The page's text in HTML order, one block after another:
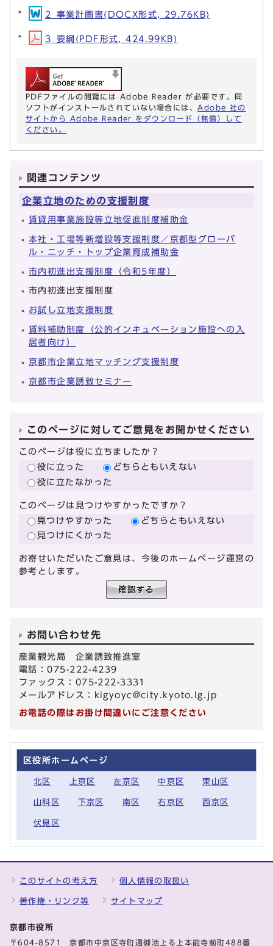
2_事業計画書(DOCX形式, 29.76KB)
3_要綱(PDF形式, 424.99KB)
PDFファイルの閲覧には Adobe Reader が必要です。同
ソフトがインストールされていない場合には、 Adobe 社の
サイトから Adobe Reader をダウンロード（無償）して
ください。
関連コンテンツ
企業立地のための支援制度
賃貸用事業施設等立地促進制度補助金
本社・工場等新増設等支援制度／京都型グローバ
ル・ニッチ・トップ企業育成補助金
市内初進出支援制度（令和5年度）
市内初進出支援制度
お試し立地支援制度
賃料補助制度（公的インキュベーション施設への入
居者向け）
京都市企業立地マッチング支援制度
京都市企業誘致セミナー
このページに対してご意見をお聞かせください
このページは役に立ちましたか？
役に立った
どちらともいえない
役に立たなかった
このページは見つけやすかったですか？
見つけやすかった
どちらともいえない
見つけにくかった
お寄せいただいたご意見は、今後のホームページ運営の
参考とします。
お問い合わせ先
産業観光局 企業誘致推進室
電話：075-222-4239
ファックス：075-222-3331
メールアドレス： kigyoyc@city.kyoto.lg.jp
お電話の際はお掛け間違いにご注意ください
区役所ホームページ
北区 上京区 左京区 中京区 東山区
山科区 下京区 南区 右京区 西京区
伏見区
このサイトの考え方 個人情報の取扱い
著作権・リンク等 サイトマップ
京都市役所
〒604-8571 京都市中京区寺町通御池上る上本能寺前町488番